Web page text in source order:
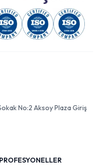
No:2 Aksoy Plaza Giriş
PROFESYONELLER